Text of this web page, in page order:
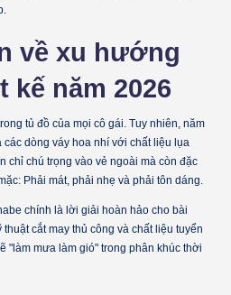
về xu hướng
kế năm 2026
tủ đồ của mọi cô gái. Tuy nhiên, năm
dòng váy hoa nhí với chất liệu lụa
chỉ chú trọng vào vẻ ngoài mà còn đặc
Phải mát, phải nhẹ và phải tôn dáng.
chính là lời giải hoàn hảo cho bài
cắt may thủ công và chất liệu tuyển
"làm mưa làm gió" trong phân khúc thời